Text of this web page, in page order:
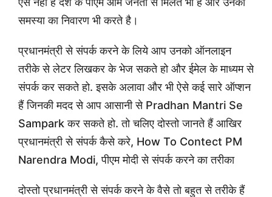
समस्या का निवारण भी करते है।
प्रधानमंत्री से संपर्क करने के लिये आप उनको ऑनलाइन
तरीके से लेटर लिखकर के भेज सकते हो और ईमेल के माध्यम से
संपर्क कर सकते हो. इसके अलावा और भी ऐसे कई सारे ऑप्शन
हैं जिनकी मदद से आप आसानी से Pradhan Mantri Se
Sampark कर सकते हो. तो चलिए दोस्तो जानते हैं आखिर
प्रधानमंत्री से संपर्क कैसे करे, How To Contect PM
Narendra Modi, पीएम मोदी से संपर्क करने का तरीका
दोस्तो प्रधानमंत्री से संपर्क करने के वैसे तो बहुत से तरीके हैं